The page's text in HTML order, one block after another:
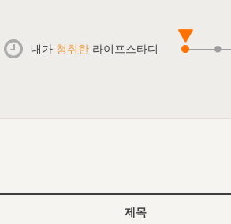
내가 청취한 라이프스타디
제목